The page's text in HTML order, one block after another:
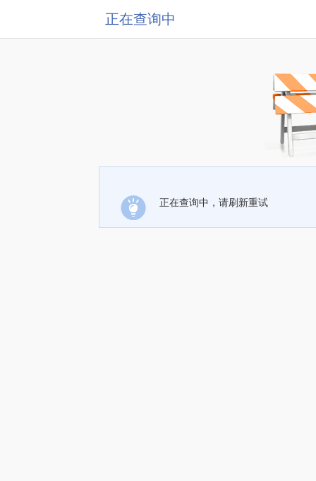
正在查询中
正在查询中，请刷新重试